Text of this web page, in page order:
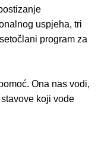
uspjeha, tri
program za
Ona nas vodi,
koji vode